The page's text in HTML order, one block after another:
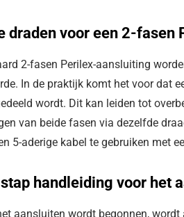
draden voor een 2-fasen
2-fasen Perilex-aansluiting
In de praktijk komt het voor dat
wordt. Dit kan leiden tot
van beide fasen via dezelfde
5-aderige kabel te gebruiken met
handleiding voor het
aansluiten wordt begonnen,